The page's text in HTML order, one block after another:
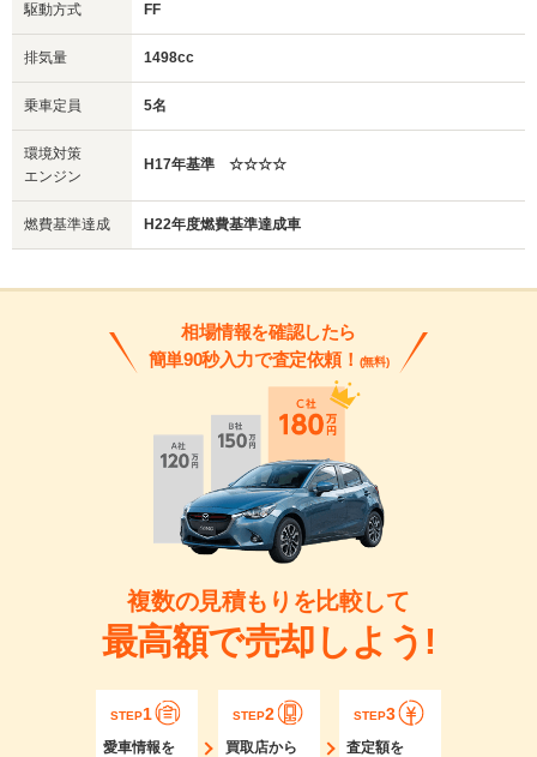
駆動方式 FF
排気量 1498cc
乗車定員 5名
環境対策
エンジン
H17年基準 ☆☆☆☆
燃費基準達成 H22年度燃費基準達成車
相場情報を確認したら
簡単90秒入力で査定依頼！ (無料)
複数の見積もりを比較して
最高額で売却しよう!
STEP1
愛車情報を
STEP2
買取店から
STEP3
査定額を